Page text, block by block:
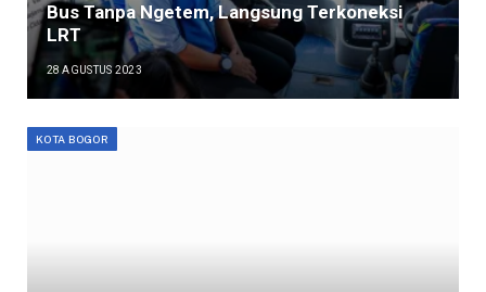
Bus Tanpa Ngetem, Langsung Terkoneksi
LRT
28 AGUSTUS 2023
KOTA BOGOR